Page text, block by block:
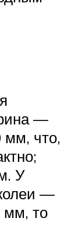
—
что,
У
—
то